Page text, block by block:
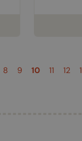
8 9 10 11 12